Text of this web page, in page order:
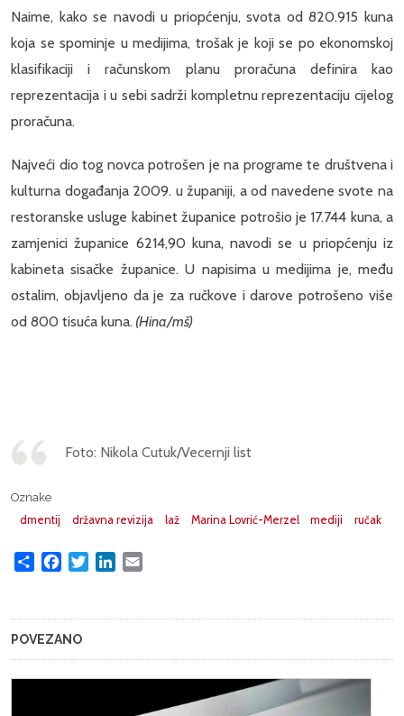
Naime, kako se navodi u priopćenju, svota od 820.915 kuna
koja se spominje u medijima, trošak je koji se po ekonomskoj
klasifikaciji i računskom planu proračuna definira kao
reprezentacija i u sebi sadrži kompletnu reprezentaciju cijelog
proračuna.
Najveći dio tog novca potrošen je na programe te društvena i
kulturna događanja 2009. u županiji, a od navedene svote na
restoranske usluge kabinet županice potrošio je 17.744 kuna, a
zamjenici županice 6214,90 kuna, navodi se u priopćenju iz
kabineta sisačke županice. U napisima u medijima je, među
ostalim, objavljeno da je za ručkove i darove potrošeno više
od 800 tisuća kuna. (Hina/mš)
Foto: Nikola Cutuk/Vecernji list
Oznake
dmentij
državna revizija laž Marina Lovrić-Merzel mediji ručak
Share FacebookTwitterLinkedIn
POVEZANO